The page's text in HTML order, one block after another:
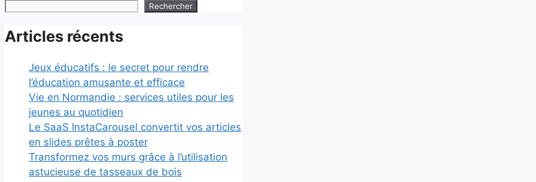
Rechercher
Articles récents
Jeux éducatifs : le secret pour rendre
l’éducation amusante et efficace
Vie en Normandie : services utiles pour les
jeunes au quotidien
Le SaaS InstaCarousel convertit vos articles
en slides prêtes à poster
Transformez vos murs grâce à l’utilisation
astucieuse de tasseaux de bois